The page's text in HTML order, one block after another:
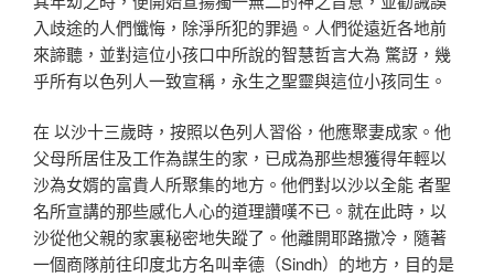
入歧途的人們懺悔，除淨所犯的罪過。人們從遠近各地前
來諦聽，並對這位小孩口中所說的智慧哲言大為 驚訝，幾
乎所有以色列人一致宣稱，永生之聖靈與這位小孩同生。
在 以沙十三歲時，按照以色列人習俗，他應聚妻成家。他
父母所居住及工作為謀生的家，已成為那些想獲得年輕以
沙為女婿的富貴人所聚集的地方。他們對以沙以全能 者聖
名所宣講的那些感化人心的道理讚嘆不已。就在此時，以
沙從他父親的家裏秘密地失蹤了。他離開耶路撒冷，隨著
一個商隊前往印度北方名叫幸德（Sindh）的地方，目的是